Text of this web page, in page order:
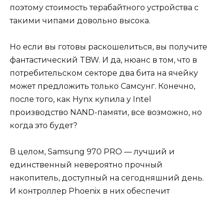
поэтому стоимость терабайтного устройства с
такими чипами довольно высока.
Но если вы готовы раскошелиться, вы получите
фантастический TBW. И да, нюанс в том, что в
потребительском секторе два бита на ячейку
может предложить только Самсунг. Конечно,
после того, как Hynx купила у Intel
производство NAND-памяти, все возможно, но
когда это будет?
В целом, Samsung 970 PRO — лучший и
единственный невероятно прочный
накопитель, доступный на сегодняшний день.
И контроллер Phoenix в них обеспечит